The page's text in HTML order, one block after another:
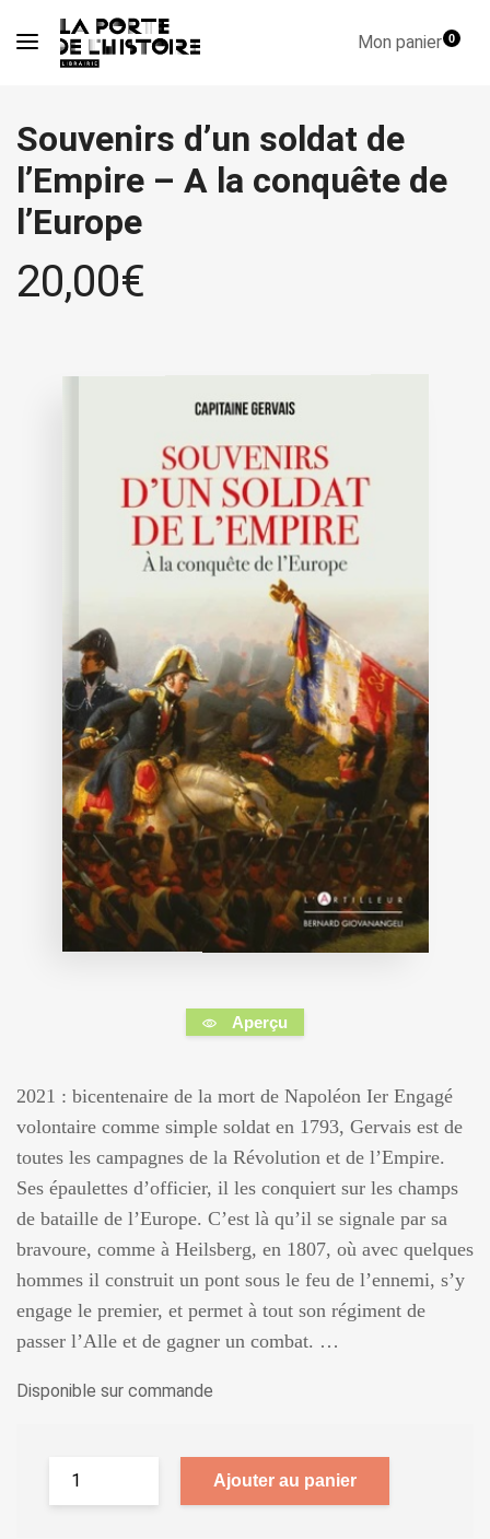
Mon panier0
Souvenirs d’un soldat de
l’Empire – A la conquête de
l’Europe
20,00€
Aperçu
2021 : bicentenaire de la mort de Napoléon Ier Engagé
volontaire comme simple soldat en 1793, Gervais est de
toutes les campagnes de la Révolution et de l’Empire.
Ses épaulettes d’officier, il les conquiert sur les champs
de bataille de l’Europe. C’est là qu’il se signale par sa
bravoure, comme à Heilsberg, en 1807, où avec quelques
hommes il construit un pont sous le feu de l’ennemi, s’y
engage le premier, et permet à tout son régiment de
passer l’Alle et de gagner un combat. …
Disponible sur commande
Ajouter au panier